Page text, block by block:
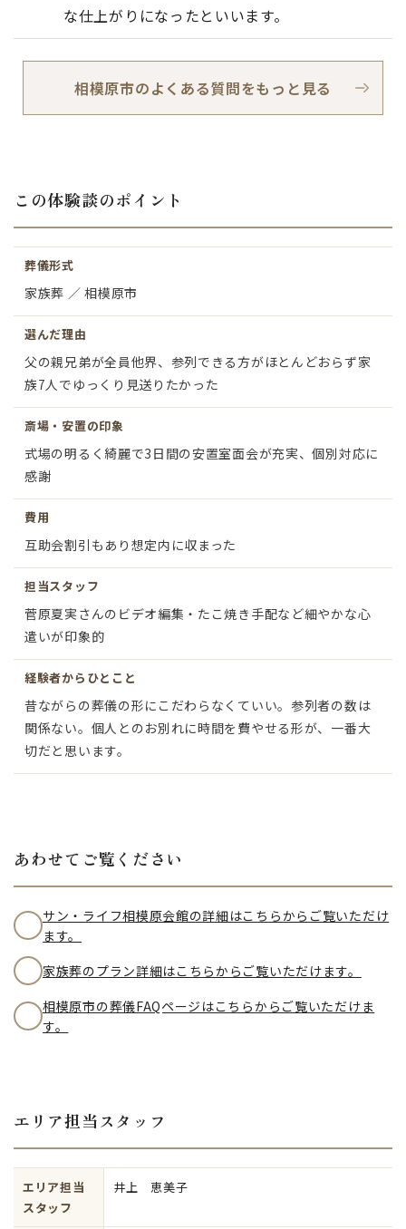
な仕上がりになったといいます。
相模原市のよくある質問をもっと見る
この体験談のポイント
葬儀形式
家族葬 ／ 相模原市
選んだ理由
父の親兄弟が全員他界、参列できる方がほとんどおらず家
族7人でゆっくり見送りたかった
斎場・安置の印象
式場の明るく綺麗で3日間の安置室面会が充実、個別対応に
感謝
費用
互助会割引もあり想定内に収まった
担当スタッフ
菅原夏実さんのビデオ編集・たこ焼き手配など細やかな心
遣いが印象的
経験者からひとこと
昔ながらの葬儀の形にこだわらなくていい。参列者の数は
関係ない。個人とのお別れに時間を費やせる形が、一番大
切だと思います。
あわせてご覧ください
サン・ライフ相模原会館の詳細はこちらからご覧いただけ
ます。
家族葬のプラン詳細はこちらからご覧いただけます。
相模原市の葬儀FAQページはこちらからご覧いただけま
す。
エリア担当スタッフ
エリア担当
スタッフ
井上 恵美子